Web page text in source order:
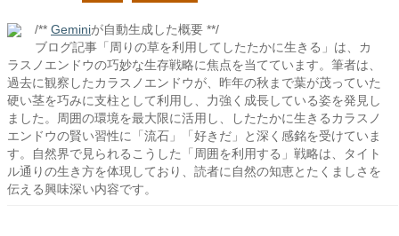
/** Geminiが自動生成した概要 **/
ブログ記事「周りの草を利用してしたたかに生きる」は、カ
ラスノエンドウの巧妙な生存戦略に焦点を当てています。筆者は、
過去に観察したカラスノエンドウが、昨年の秋まで葉が茂っていた
硬い茎を巧みに支柱として利用し、力強く成長している姿を発見し
ました。周囲の環境を最大限に活用し、したたかに生きるカラスノ
エンドウの賢い習性に「流石」「好きだ」と深く感銘を受けていま
す。自然界で見られるこうした「周囲を利用する」戦略は、タイト
ル通りの生き方を体現しており、読者に自然の知恵とたくましさを
伝える興味深い内容です。